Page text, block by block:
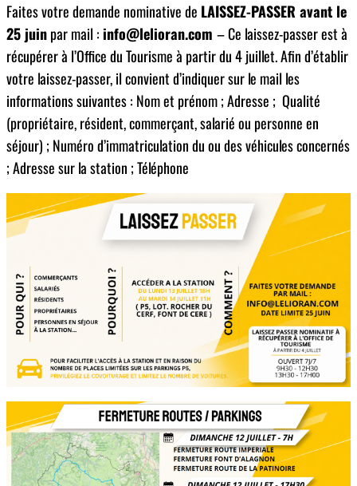
Faites votre demande nominative de LAISSEZ-PASSER avant le
25 juinpar mail : info@lelioran.com – Ce laissez-passer est à
récupérer à l’Office du Tourisme à partir du 4 juillet. Afin d’établir
votre laissez-passer, il convient d’indiquer sur le mail les
informations suivantes : Nom et prénom ; Adresse ; Qualité
(propriétaire, résident, commerçant, salarié ou personne en
séjour) ; Numéro d’immatriculation du ou des véhicules concernés
; Adresse sur la station ; Téléphone